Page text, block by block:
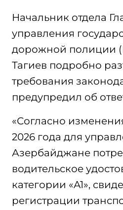
Начальник отдела
управления
дорожной полиции
Тагиев подробно
требования
предупредил об
«Согласно
2026 года для
Азербайджане
водительское
категории «A1»,
регистрации